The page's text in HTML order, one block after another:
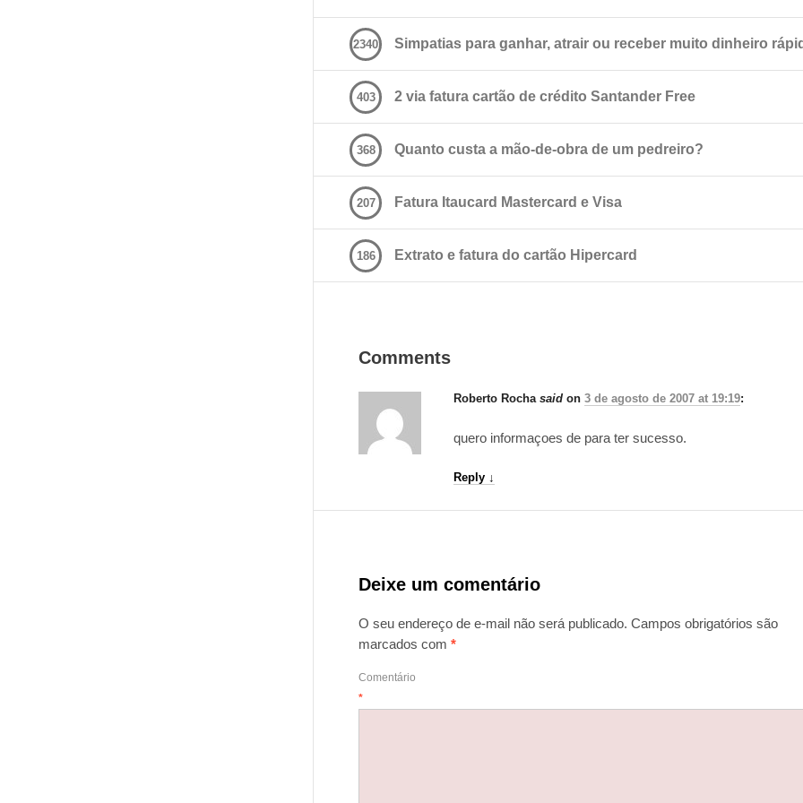
Simpatias para ganhar, atrair ou receber muito dinheiro
2340
2 via fatura cartão de crédito Santander Free
403
Quanto custa a mão-de-obra de um pedreiro?
368
Fatura Itaucard Mastercard e Visa
207
Extrato e fatura do cartão Hipercard
186
Comments
Roberto Rocha said on3 de agosto de 2007 at 19:19:
quero informaçoes de para ter sucesso.
Reply ↓
Deixe um comentário
O seu endereço de e-mail não será publicado. Campos obrigatórios são
marcados com*
Comentário
*